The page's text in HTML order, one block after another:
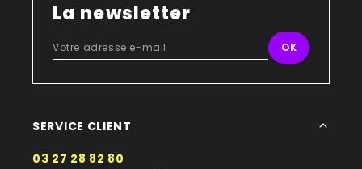
La newsletter
SERVICE CLIENT
03 27 28 82 80